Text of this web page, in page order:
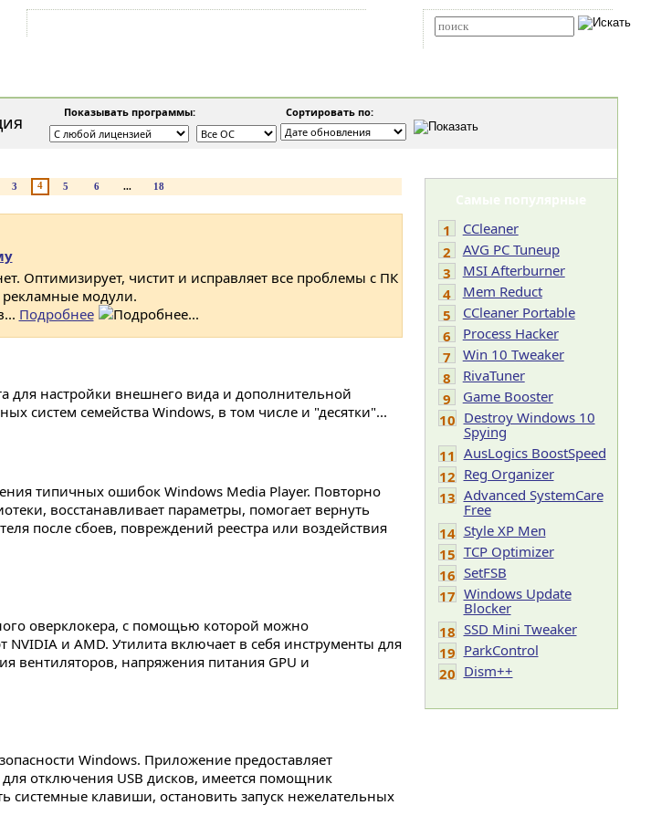
Показывать программы: Сортировать по:
3 4 5 6 ... 18
Оптимизирует, чистит и исправляет все проблемы с ПК
рекламные модули.
Подробнее
для настройки внешнего вида и дополнительной
систем семейства Windows, в том числе и "десятки"...
типичных ошибок Windows Media Player. Повторно
восстанавливает параметры, помогает вернуть
после сбоев, повреждений реестра или воздействия
оверклокера, с помощью которой можно
NVIDIA и AMD. Утилита включает в себя инструменты для
вентиляторов, напряжения питания GPU и
Windows. Приложение предоставляет
отключения USB дисков, имеется помощник
системные клавиши, остановить запуск нежелательных
Самые популярные
1
CCleaner
2
AVG PC Tuneup
3
MSI Afterburner
4
Mem Reduct
5
CCleaner Portable
6
Process Hacker
7
Win 10 Tweaker
8
RivaTuner
9
Game Booster
10 Destroy Windows 10
Spying
11 AusLogics BoostSpeed
12 Reg Organizer
13 Advanced SystemCare
Free
14 Style XP Men
15 TCP Optimizer
16 SetFSB
17 Windows Update
Blocker
18 SSD Mini Tweaker
19 ParkControl
20 Dism++